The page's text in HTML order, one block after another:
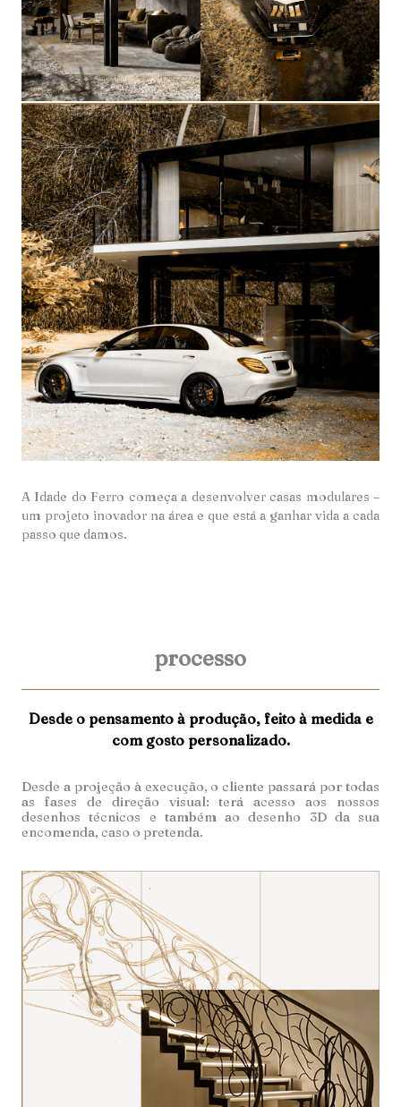
A Idade do Ferro começa a desenvolver casas modulares –
um projeto inovador na área e que está a ganhar vida a cada
passo que damos.
processo
Desde o pensamento à produção, feito à medida e
com gosto personalizado.
Desde a projeção à execução, o cliente passará por todas
as fases de direção visual: terá acesso aos nossos
desenhos técnicos e também ao desenho 3D da sua
encomenda, caso o pretenda.